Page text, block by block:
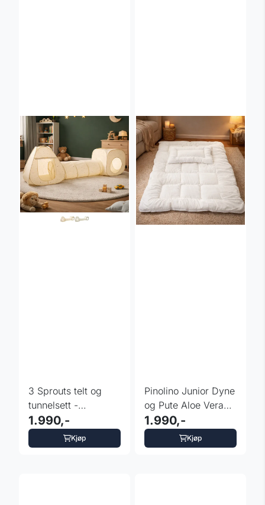
3 Sprouts telt og
tunnelsett -
fargevalg
1.990,-
Kjøp
Pinolino Junior Dyne
og Pute Aloe Vera
100x135 cm
1.990,-
Kjøp